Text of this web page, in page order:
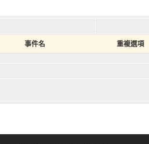
事件名 重複選項